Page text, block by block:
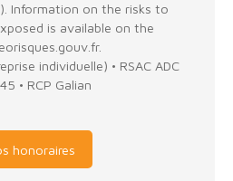
Information on the risks to
is available on the
individuelle) • RSAC ADC
• RCP Galian
honoraires